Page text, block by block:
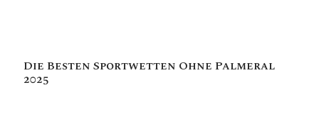
Die Besten Sportwetten Ohne Palmeral
2025